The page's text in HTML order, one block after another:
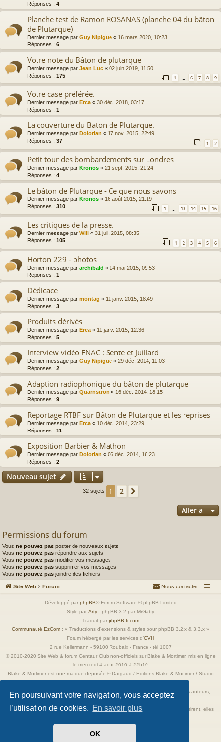
En poursuivant votre navigation, vous acceptez
l’utilisation de cookies. En savoir plus
OK
Réponses : 4
Planche test de Ramon ROSANAS (planche 04 du bâton
de Plutarque)
Dernier message par Guy Nipigue « 16 mars 2020, 10:23
Réponses : 6
Votre note du Bâton de plutarque
Dernier message par Jean Luc « 02 juin 2019, 11:50
Réponses : 175 1 … 6 7 8 9
Votre case préférée.
Dernier message par Erca « 30 déc. 2018, 03:17
Réponses : 1
La couverture du Baton de Plutarque.
Dernier message par Dolorian « 17 nov. 2015, 22:49
Réponses : 37 1 2
Petit tour des bombardements sur Londres
Dernier message par Kronos « 21 sept. 2015, 21:24
Réponses : 4
Le bâton de Plutarque - Ce que nous savons
Dernier message par Kronos « 16 août 2015, 21:19
Réponses : 310 1 … 13 14 15 16
Les critiques de la presse.
Dernier message par Will « 31 juil. 2015, 08:35
Réponses : 105 1 2 3 4 5 6
Horton 229 - photos
Dernier message par archibald « 14 mai 2015, 09:53
Réponses : 1
Dédicace
Dernier message par montag « 11 janv. 2015, 18:49
Réponses : 3
Produits dérivés
Dernier message par Erca « 11 janv. 2015, 12:36
Réponses : 5
Interview vidéo FNAC : Sente et Juillard
Dernier message par Guy Nipigue « 29 déc. 2014, 11:03
Réponses : 2
Adaption radiophonique du bâton de plutarque
Dernier message par Quarnstron « 16 déc. 2014, 18:15
Réponses : 9
Reportage RTBF sur Bâton de Plutarque et les reprises
Dernier message par Erca « 10 déc. 2014, 23:29
Réponses : 11
Exposition Barbier & Mathon
Dernier message par Dolorian « 06 déc. 2014, 16:23
Réponses : 2
Nouveau sujet
32 sujets 1 2
Aller à
Permissions du forum
Vous ne pouvez pas poster de nouveaux sujets
Vous ne pouvez pas répondre aux sujets
Vous ne pouvez pas modifier vos messages
Vous ne pouvez pas supprimer vos messages
Vous ne pouvez pas joindre des fichiers
Site Web Forum Nous contacter
Développé par phpBB® Forum Software © phpBB Limited
Style par Arty - phpBB 3.2 par MrGaby
Traduit par phpBB-fr.com
Communauté EzCom : « Traductions d'extensions & styles pour phpBB 3.2.x & 3.3.x »
Forum hébergé par les services d’OVH
2 rue Kellermann - 59100 Roubaix - France - tél 1007
© 2010-2020 Site Web & forum Centaur Club non-officiels sur Blake & Mortimer, mis en ligne
le mercredi 4 aout 2010 à 22h10
Blake & Mortimer est une marque deposée © Dargaud / Editions Blake & Mortimer / Studio
Toutes les images incluses dans ces pages sont la propriété exclusive de leurs auteurs,
ayant droits et/ou éditeurs.
Elles ne sont ici qu'à titre de référence ou d'illustration. Si les propriétaires le désirent, elles